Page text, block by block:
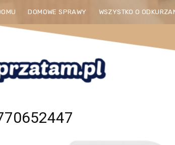
DOMOWE SPRAWY WSZYSTKO O